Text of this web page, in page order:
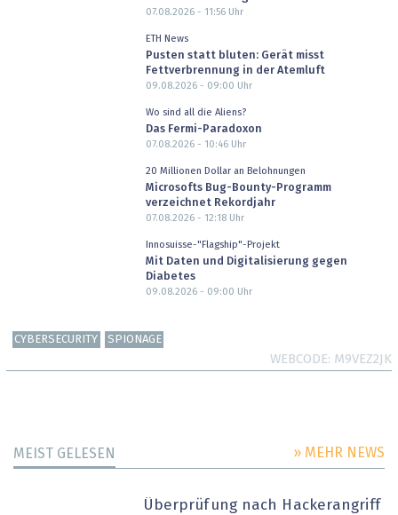
07.08.2026 - 11:56Uhr
ETH News
Pusten statt bluten: Gerät misst
Fettverbrennung in der Atemluft
09.08.2026 - 09:00 Uhr
Wo sind all die Aliens?
Das Fermi-Paradoxon
07.08.2026 - 10:46Uhr
20 Millionen Dollar an Belohnungen
Microsofts Bug-Bounty-Programm
verzeichnet Rekordjahr
07.08.2026 - 12:18Uhr
Innosuisse-"Flagship"-Projekt
Mit Daten und Digitalisierung gegen
Diabetes
09.08.2026 - 09:00 Uhr
CYBERSECURITY SPIONAGE
WEBCODE M9VEZ2JK
MEIST GELESEN » MEHR NEWS
Überprüfung nach Hackerangriff